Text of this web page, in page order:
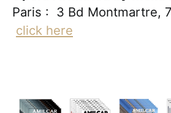
Paris : 3 Bd Montmartre,
click here